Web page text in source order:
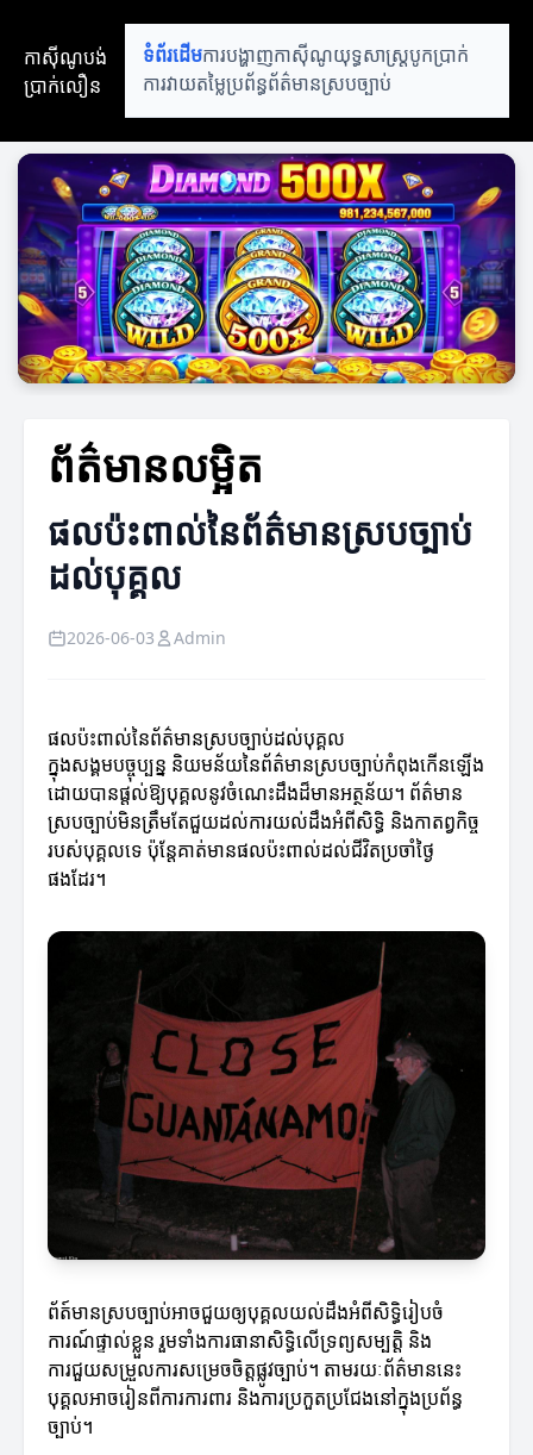
កាស៊ីណូបង់
ប្រាក់លឿន
ទំព័រដើមការបង្ហាញកាស៊ីណូយុទ្ធសាស្ត្របូកប្រាក់
ការវាយតម្លៃប្រព័ន្ធព័ត៌មានស្របច្បាប់
ព័ត៌មានលម្អិត
ផលប៉ះពាល់នៃព័ត៌មានស្របច្បាប់
ដល់បុគ្គល
2026-06-03 Admin
ផលប៉ះពាល់នៃព័ត៌មានស្របច្បាប់ដល់បុគ្គល
ក្នុងសង្គមបច្ចុប្បន្ន និយមន័យនៃព័ត៌មានស្របច្បាប់កំពុងកើនឡើង
ដោយបានផ្តល់ឱ្យបុគ្គលនូវចំណេះដឹងដ៏មានអត្ថន័យ។ ព័ត៌មាន
ស្របច្បាប់មិនត្រឹមតែជួយដល់ការយល់ដឹងអំពីសិទ្ធិ និងកាតព្វកិច្ច
របស់បុគ្គលទេ ប៉ុន្តែគាត់មានផលប៉ះពាល់ដល់ជីវិតប្រចាំថ្ងៃ
ផងដែរ។
ព័ត៍មានស្របច្បាប់អាចជួយឲ្យបុគ្គលយល់ដឹងអំពីសិទ្ធិរៀបចំ
ការណ៍ផ្ទាល់ខ្លួន រួមទាំងការធានាសិទ្ធិលើទ្រព្យសម្បត្តិ និង
ការជួយសម្រួលការសម្រេចចិត្តផ្លូវច្បាប់។ តាមរយៈព័ត៌មាននេះ
បុគ្គលអាចរៀនពីការការពារ និងការប្រកួតប្រជែងនៅក្នុងប្រព័ន្ធ
ច្បាប់។